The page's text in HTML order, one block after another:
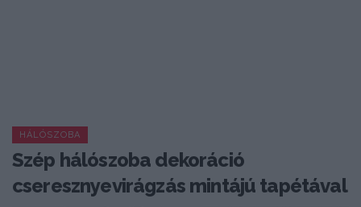
HÁLÓSZOBA
Szép hálószoba dekoráció
cseresznyevirágzás mintájú tapétával